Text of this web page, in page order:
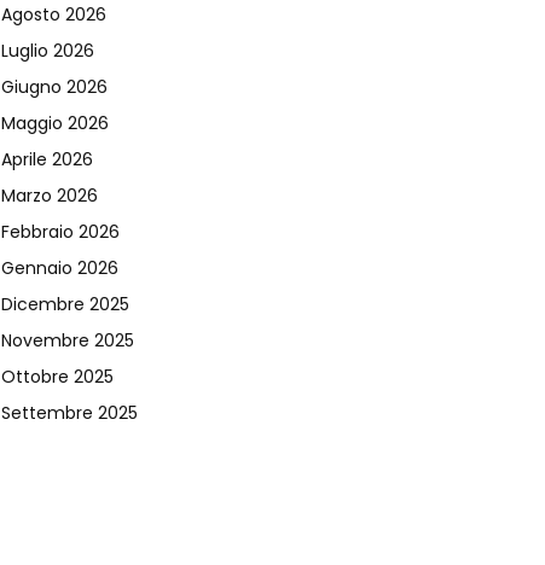
Agosto 2026
Luglio 2026
Giugno 2026
Maggio 2026
Aprile 2026
Marzo 2026
Febbraio 2026
Gennaio 2026
Dicembre 2025
Novembre 2025
Ottobre 2025
Settembre 2025